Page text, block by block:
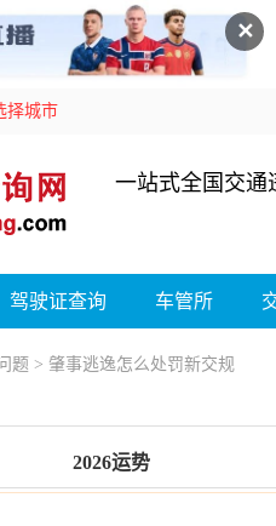
✕
择城市
一站式全国交通
驾驶证查询 车管所
题 > 肇事逃逸怎么处罚新交规
2026运势